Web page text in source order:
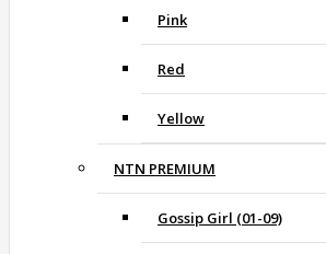
Pink
Red
Yellow
NTN PREMIUM
Gossip Girl (01-09)